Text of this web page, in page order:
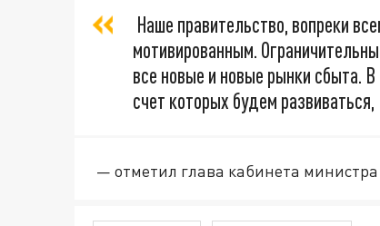
Наше правительство, вопреки
мотивированным.
все новые и новые рынки сбыта.
счет которых будем развиваться,
— отметил глава кабинета министра